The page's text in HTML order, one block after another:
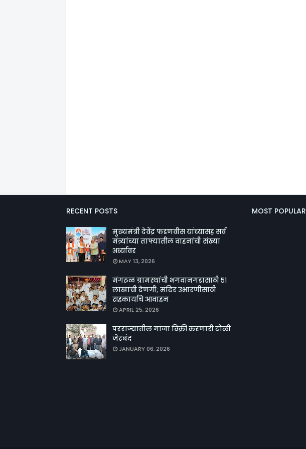
RECENT POSTS
मुख्यमंत्री देवेंद्र फडणवीस यांच्यासह सर्व
मंत्र्यांच्या ताफ्यातील वाहनांची संख्या
अर्ध्यावर
MAY 13, 2026
मंगरूळ ग्रामस्थांची भगवानगडासाठी ५१
लाखांची देणगी; मंदिर उभारणीसाठी
सहकार्याचे आवाहन
APRIL 25, 2026
परराज्यातील गांजा विक्री करणारी टोळी
जेरबंद
JANUARY 06, 2026
MOST POPULAR